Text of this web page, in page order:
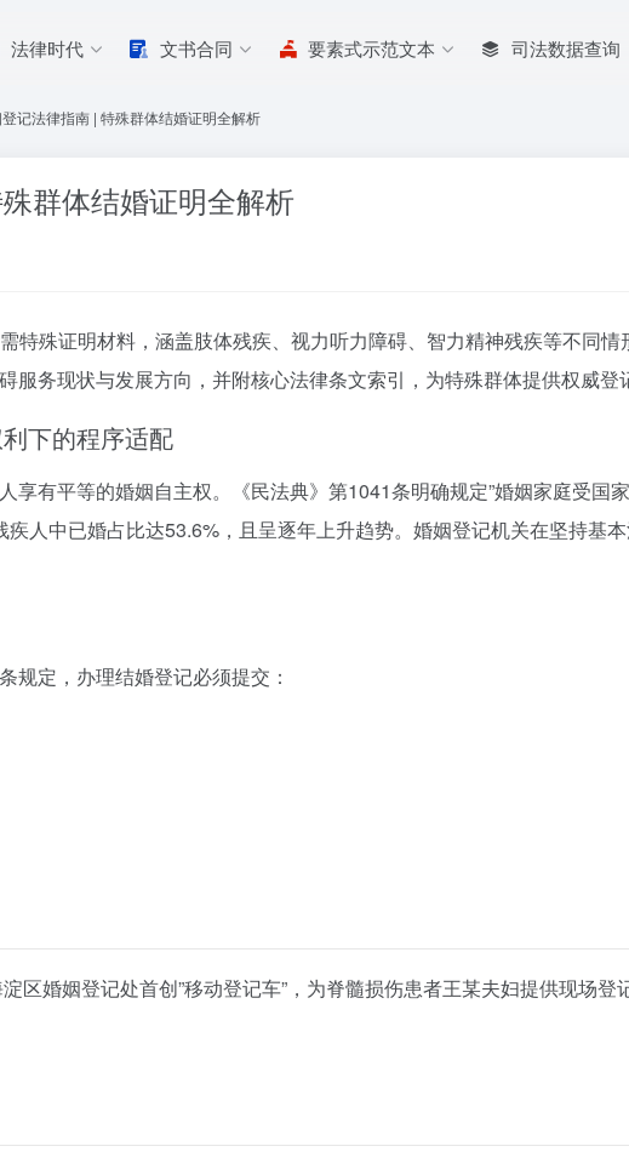
法律时代 文书合同 要素式示范文本 司法数据查询
记法律指南 | 特殊群体结婚证明全解析
群体结婚证明全解析
特殊证明材料，涵盖肢体残疾、视力听力障碍、智力精神残疾等不同
服务现状与发展方向，并附核心法律条文索引，为特殊群体提供权威登
下的程序适配
享有平等的婚姻自主权。《民法典》第1041条明确规定”婚姻家庭受国
人中已婚占比达53.6%，且呈逐年上升趋势。婚姻登记机关在坚持基
规定，办理结婚登记必须提交：
区婚姻登记处首创”移动登记车”，为脊髓损伤患者王某夫妇提供现场登